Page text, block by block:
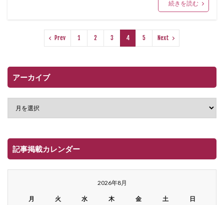
続きを読む
Prev 1 2 3 4 5 Next
アーカイブ
記事掲載カレンダー
2026年8月
月 火 水 木 金 土 日